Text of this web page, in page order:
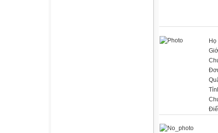
Họ